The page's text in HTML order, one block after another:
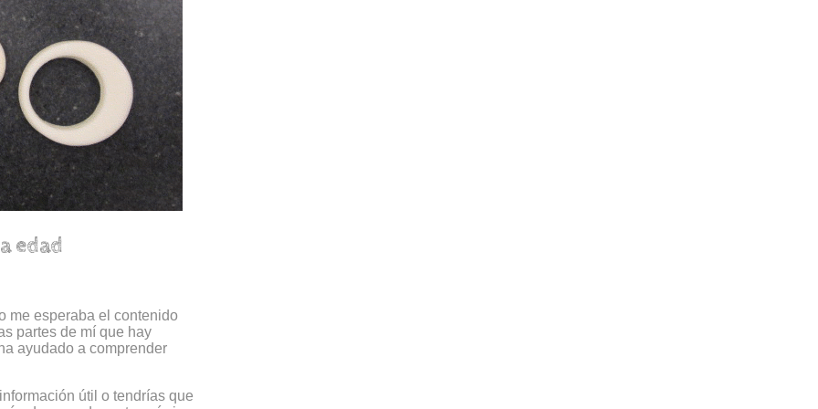
edad
me esperaba el contenido
partes de mí que hay
ayudado a comprender
útil o tendrías que